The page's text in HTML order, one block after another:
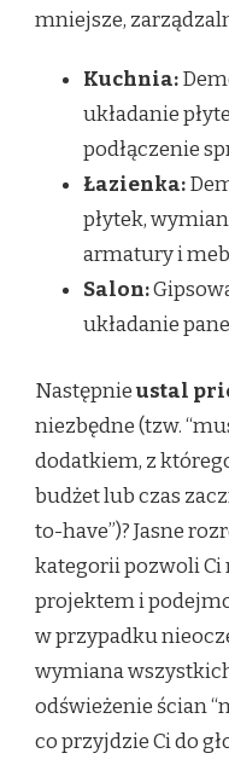
mniejsze,
Kuchnia:
układanie
podłączenie
Łazienka:
płytek,
armatury i
Salon:
układanie
Następnieustal
niezbędne (tzw.
dodatkiem, z
budżet lub czas
to-have”)? Jasne
kategorii pozwoli Ci
projektem i
w przypadku
wymiana
odświeżenie ścian
co przyjdzie Ci do